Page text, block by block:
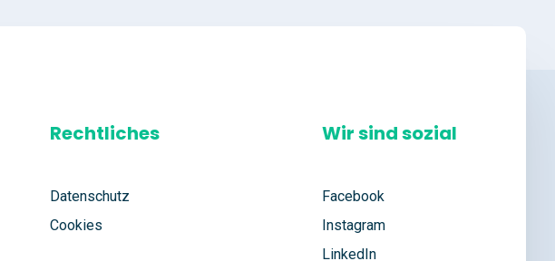
Rechtliches
Datenschutz
Cookies
Wir sind sozial
Facebook
Instagram
LinkedIn